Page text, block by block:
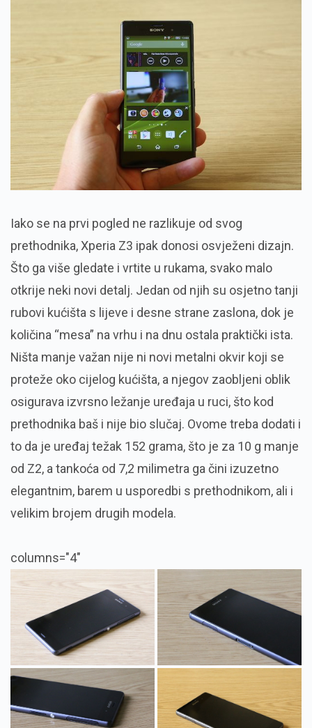
Iako se na prvi pogled ne razlikuje od svog
prethodnika, Xperia Z3 ipak donosi osvježeni dizajn.
Što ga više gledate i vrtite u rukama, svako malo
otkrije neki novi detalj. Jedan od njih su osjetno tanji
rubovi kućišta s lijeve i desne strane zaslona, dok je
količina “mesa” na vrhu i na dnu ostala praktički ista.
Ništa manje važan nije ni novi metalni okvir koji se
proteže oko cijelog kućišta, a njegov zaobljeni oblik
osigurava izvrsno ležanje uređaja u ruci, što kod
prethodnika baš i nije bio slučaj. Ovome treba dodati i
to da je uređaj težak 152 grama, što je za 10 g manje
od Z2, a tankoća od 7,2 milimetra ga čini izuzetno
elegantnim, barem u usporedbi s prethodnikom, ali i
velikim brojem drugih modela.
columns="4"